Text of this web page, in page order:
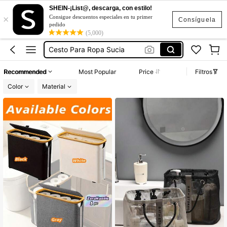
Consíguela
×
SHEIN-¡List@, descarga, con estilo!
Consigue descuentos especiales en tu primer
pedido
(5,000)
Canasta Organizador
Canasta Para Baño
Cesto Para Ropa Sucia
Canasta Organizador
Canasta Para Baño
Recommended Most Popular Price
Filtros
Color
Material